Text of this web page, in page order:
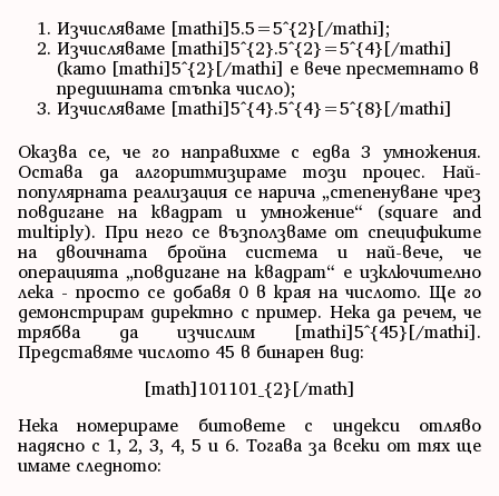
Изчисляваме [mathi]5.5=5^{2}[/mathi];
Изчисляваме [mathi]5^{2}.5^{2}=5^{4}[/mathi]
(като [mathi]5^{2}[/mathi] е вече пресметнато в
предишната стъпка число);
Изчисляваме [mathi]5^{4}.5^{4}=5^{8}[/mathi]
Оказва се, че го направихме с едва 3 умножения.
Остава да алгоритмизираме този процес. Най-
популярната реализация се нарича „степенуване чрез
повдигане на квадрат и умножение“ (square and
multiply). При него се възползваме от спецификите
на двоичната бройна система и най-вече, че
операцията „повдигане на квадрат“ е изключително
лека - просто се добавя 0 в края на числото. Ще го
демонстрирам директно с пример. Нека да речем, че
трябва да изчислим [mathi]5^{45}[/mathi].
Представяме числото 45 в бинарен вид:
[math]101101_{2}[/math]
Нека номерираме битовете с индекси отляво
надясно с 1, 2, 3, 4, 5 и 6. Тогава за всеки от тях ще
имаме следното: